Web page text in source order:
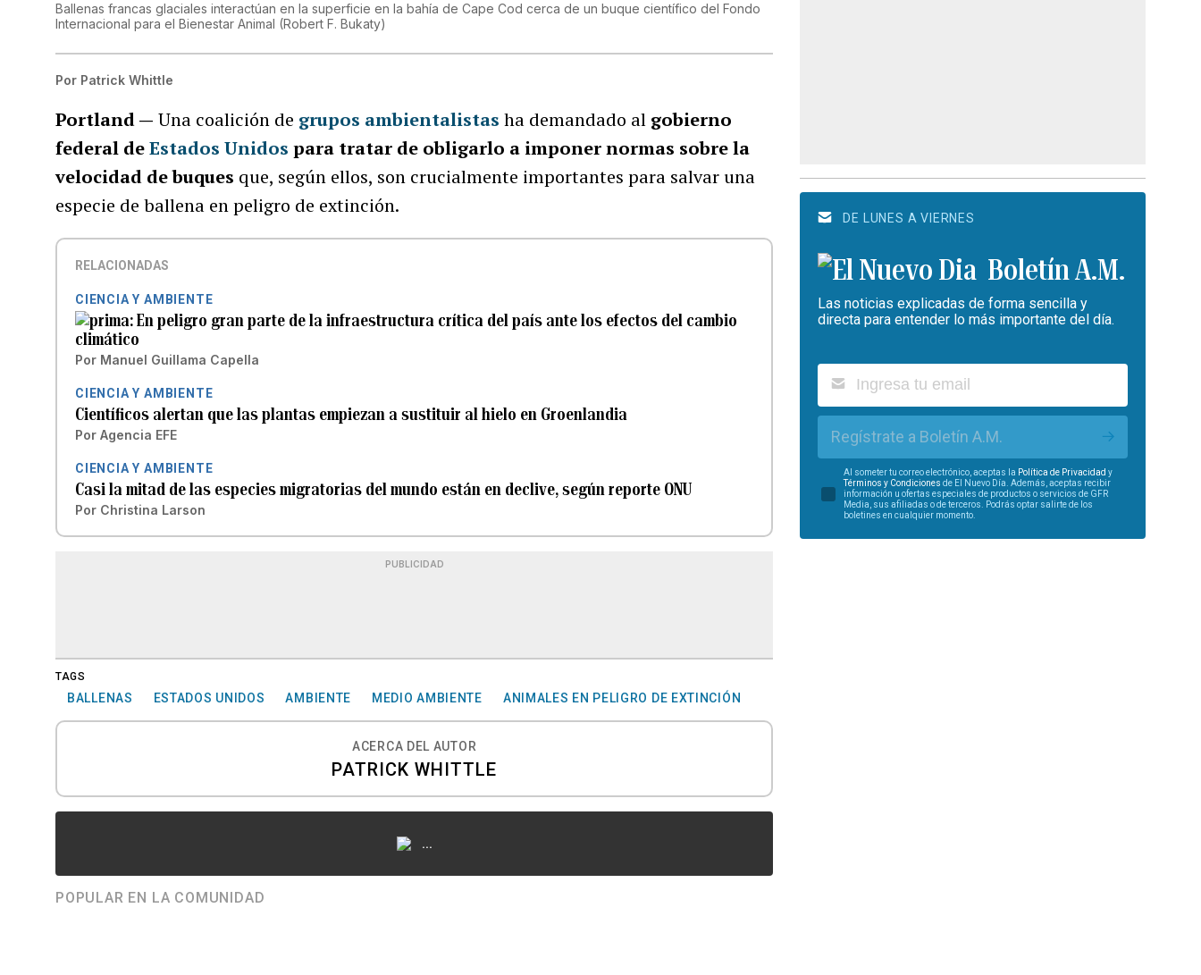
Ballenas francas glaciales interactúan en la superficie en la bahía de Cape Cod cerca de un buque científico del Fondo
Internacional para el Bienestar Animal (Robert F. Bukaty)
Por Patrick Whittle
Portland — Una coalición de grupos ambientalistas ha demandado al gobierno
federal deEstados Unidos para tratar de obligarlo a imponer normas sobre la
velocidad de buques que, según ellos, son crucialmente importantes para salvar una
especie de ballena en peligro de extinción.
RELACIONADAS
CIENCIA Y AMBIENTE
En peligro gran parte de la infraestructura crítica del país ante los efectos del cambio
climático
Por Manuel Guillama Capella
CIENCIA Y AMBIENTE
Científicos alertan que las plantas empiezan a sustituir al hielo en Groenlandia
Por Agencia EFE
CIENCIA Y AMBIENTE
Casi la mitad de las especies migratorias del mundo están en declive, según reporte ONU
Por Christina Larson
PUBLICIDAD
TAGS
BALLENAS ESTADOS UNIDOS AMBIENTE MEDIO AMBIENTE ANIMALES EN PELIGRO DE EXTINCIÓN
ACERCA DEL AUTOR
PATRICK WHITTLE
...
POPULAR EN LA COMUNIDAD
DE LUNES A VIERNES
Boletín A.M.
Las noticias explicadas de forma sencilla y
directa para entender lo más importante del día.
Regístrate a Boletín A.M.
Al someter tu correo electrónico, aceptas la Política de Privacidad y
Términos y Condiciones de El Nuevo Día. Además, aceptas recibir
información u ofertas especiales de productos o servicios de GFR
Media, sus afiliadas o de terceros. Podrás optar salirte de los
boletines en cualquier momento.